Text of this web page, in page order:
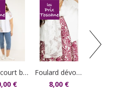
cerise
€
foulard dévoré plumes
8,00 €